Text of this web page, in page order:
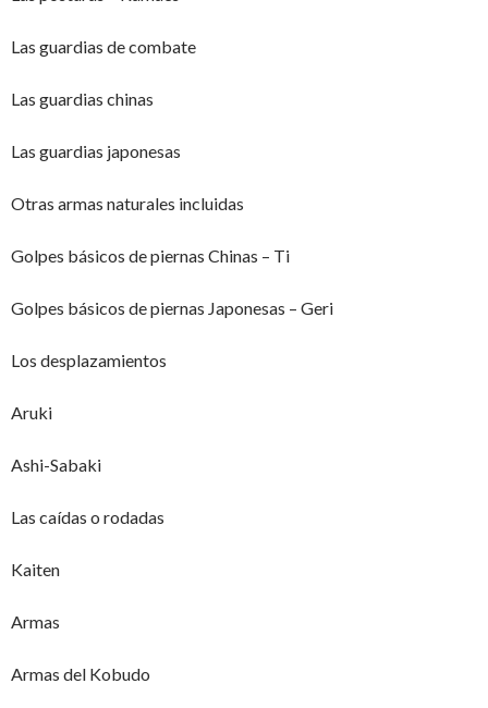
Las guardias de combate
Las guardias chinas
Las guardias japonesas
Otras armas naturales incluidas
Golpes básicos de piernas Chinas – Ti
Golpes básicos de piernas Japonesas – Geri
Los desplazamientos
Aruki
Ashi-Sabaki
Las caídas o rodadas
Kaiten
Armas
Armas del Kobudo